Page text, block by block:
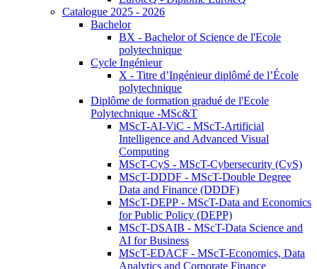
Catalogue 2025 - 2026
Bachelor
BX - Bachelor of Science de l'Ecole
polytechnique
Cycle Ingénieur
X - Titre d’Ingénieur diplômé de l’École
polytechnique
Diplôme de formation gradué de l'Ecole
Polytechnique -MSc&T
MScT-AI-ViC - MScT-Artificial
Intelligence and Advanced Visual
Computing
MScT-CyS - MScT-Cybersecurity (CyS)
MScT-DDDF - MScT-Double Degree
Data and Finance (DDDF)
MScT-DEPP - MScT-Data and Economics
for Public Policy (DEPP)
MScT-DSAIB - MScT-Data Science and
AI for Business
MScT-EDACF - MScT-Economics, Data
Analytics and Corporate Finance